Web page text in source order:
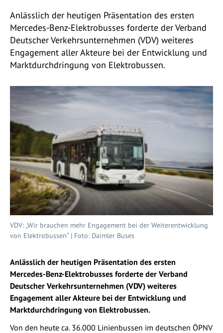
Anlässlich der heutigen Präsentation des ersten
Mercedes-Benz-Elektrobusses forderte der Verband
Deutscher Verkehrsunternehmen (VDV) weiteres
Engagement aller Akteure bei der Entwicklung und
Marktdurchdringung von Elektrobussen.
VDV: „Wir brauchen mehr Engagement bei der Weiterentwicklung
von Elektrobussen“ | Foto: Daimler Buses
Anlässlich der heutigen Präsentation des ersten
Mercedes-Benz-Elektrobusses forderte der Verband
Deutscher Verkehrsunternehmen (VDV) weiteres
Engagement aller Akteure bei der Entwicklung und
Marktdurchdringung von Elektrobussen.
Von den heute ca. 36.000 Linienbussen im deutschen ÖPNV